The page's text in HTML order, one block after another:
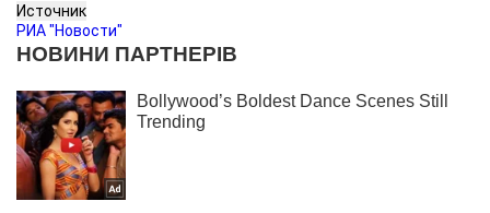
Источник
РИА "Новости"